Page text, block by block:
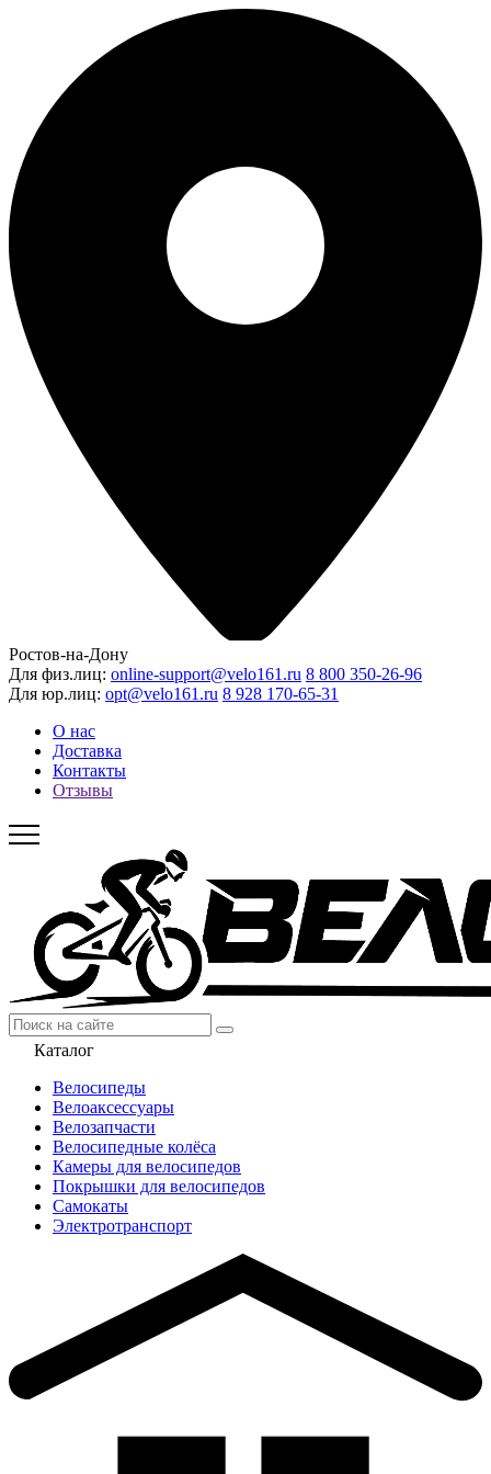
Ростов-на-Дону
Для физ.лиц: online-support@velo161.ru 8 800 350-26-96
Для юр.лиц: opt@velo161.ru 8 928 170-65-31
О нас
Доставка
Контакты
Отзывы
Каталог
Велосипеды
Велоаксессуары
Велозапчасти
Велосипедные колёса
Камеры для велосипедов
Покрышки для велосипедов
Самокаты
Электротранспорт